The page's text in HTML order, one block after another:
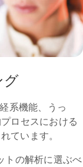
グ
系機能、うっ
ロセスにおける
ています。
トの解析に選ぶべ